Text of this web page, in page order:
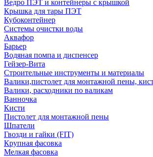
Ведро ПЭТ и контейнеры с крышкой
Крышка для тары ПЭТ
Кубоконтейнер
Системы очистки воды
Аквафор
Барьер
Водяная помпа и диспенсер
Гейзер-Вита
Строительные инструменты и материалы
Валики,пистолет для монтажной пены,
Валики, расходники по валикам
Ванночка
Кисти
Пистолет для монтажной пены
Шпатели
Гвозди и гайки (FIT)
Крупная фасовка
Мелкая фасовка